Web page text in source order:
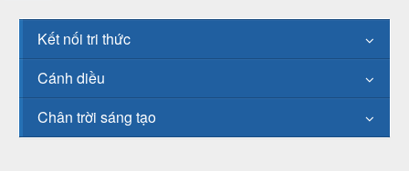
Kết nối tri thức
Cánh diều
Chân trời sáng tạo